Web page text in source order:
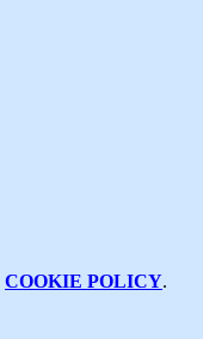
COOKIE POLICY.